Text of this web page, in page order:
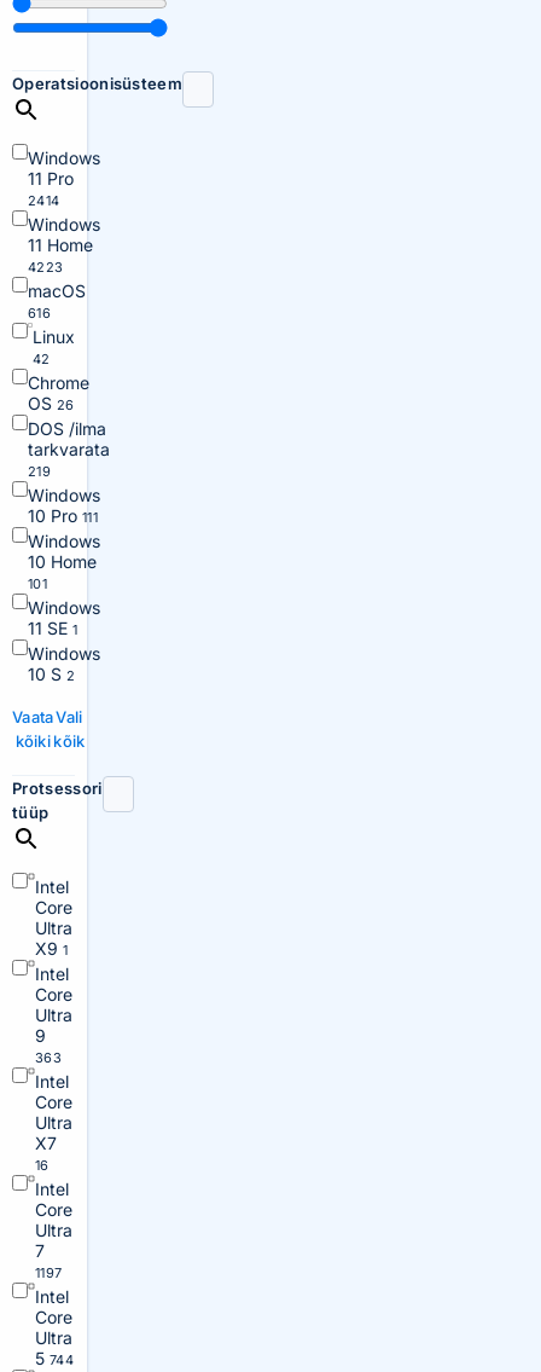
Operatsioonisüsteem
Windows
11 Pro
2414
Windows
11 Home
4223
macOS
616
Linux
42
Chrome
OS 26
DOS /ilma
tarkvarata
219
Windows
10 Pro 111
Windows
10 Home
101
Windows
11 SE 1
Windows
10 S 2
Vaata
kõiki
Vali
kõik
Protsessori
tüüp
Intel
Core
Ultra
X91
Intel
Core
Ultra
9
363
Intel
Core
Ultra
X7
16
Intel
Core
Ultra
7
1197
Intel
Core
Ultra
5 744